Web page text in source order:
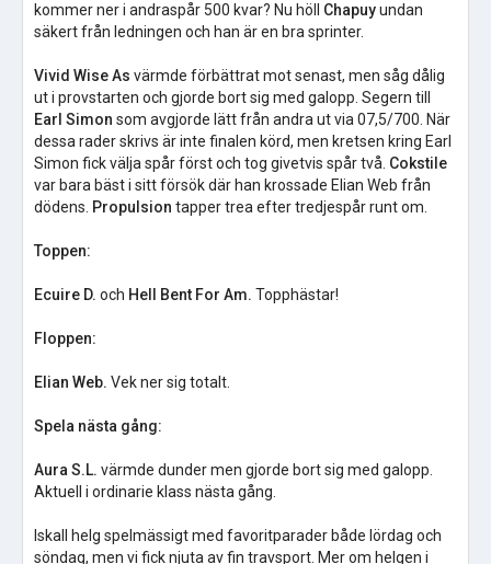
kommer ner i andraspår 500 kvar? Nu höll Chapuyundan
säkert från ledningen och han är en bra sprinter.
Vivid Wise As värmde förbättrat mot senast, men såg dålig
ut i provstarten och gjorde bort sig med galopp. Segern till
Earl Simon som avgjorde lätt från andra ut via 07,5/700. När
dessa rader skrivs är inte finalen körd, men kretsen kring Earl
Simon fick välja spår först och tog givetvis spår två. Cokstile
var bara bäst i sitt försök där han krossade Elian Web från
dödens. Propulsion tapper trea efter tredjespår runt om.
Toppen:
Ecuire D. och Hell Bent For Am. Topphästar!
Floppen:
Elian Web. Vek ner sig totalt.
Spela nästa gång:
Aura S.L. värmde dunder men gjorde bort sig med galopp.
Aktuell i ordinarie klass nästa gång.
Iskall helg spelmässigt med favoritparader både lördag och
söndag, men vi fick njuta av fin travsport. Mer om helgen i